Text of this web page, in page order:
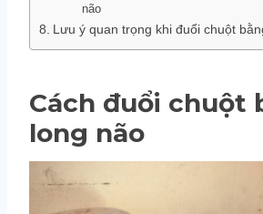
não
Lưu ý quan trọng khi đuổi chuột
Cách đuổi chuột
long não